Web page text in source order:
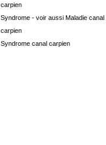
carpien
Syndrome - voir aussi Maladie canal
carpien
Syndrome canal carpien